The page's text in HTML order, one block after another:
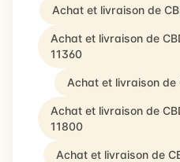
Achat et livraison de
Achat et livraison de
11360
Achat et livraison de
Achat et livraison de
11800
Achat et livraison de